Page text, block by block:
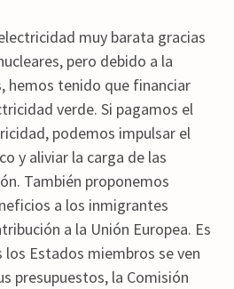
muy barata gracias
pero debido a la
hemos tenido que financiar
verde. Si pagamos el
podemos impulsar el
y aliviar la carga de las
También proponemos
a los inmigrantes
a la Unión Europea. Es
Estados miembros se ven
presupuestos, la Comisión